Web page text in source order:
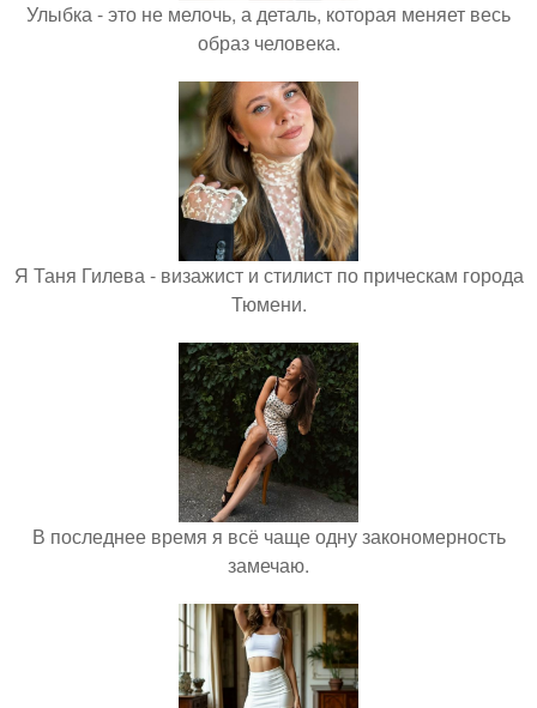
Улыбка - это не мелочь, а деталь, которая меняет весь
образ человека.
Я Таня Гилева - визажист и стилист по прическам города
Тюмени.
В последнее время я всё чаще одну закономерность
замечаю.